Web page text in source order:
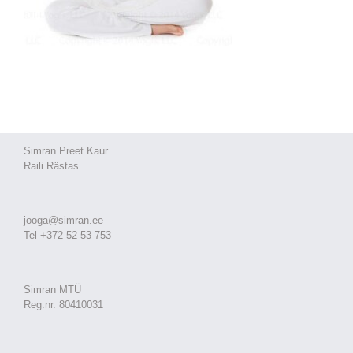
Simran Preet Kaur
Raili Rästas
jooga@simran.ee
Tel +372 52 53 753
Simran MTÜ
Reg.nr. 80410031